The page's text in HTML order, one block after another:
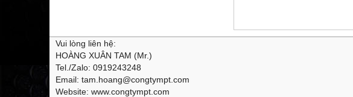
Vui lòng liên hệ:
HOÀNG XUÂN TAM (Mr.)
Tel./Zalo: 0919243248
Email: tam.hoang@congtympt.com
Website: www.congtympt.com